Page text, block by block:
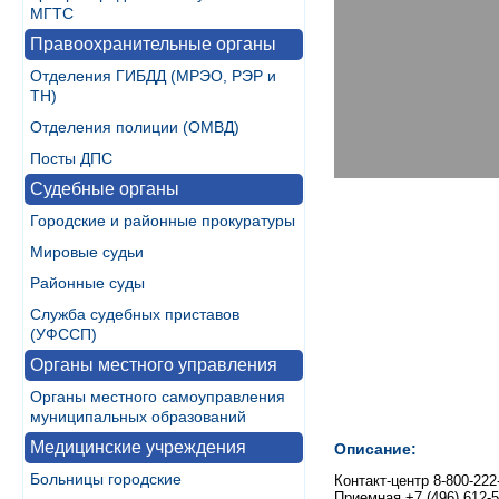
МГТС
Правоохранительные органы
Отделения ГИБДД (МРЭО, РЭР и
ТН)
Отделения полиции (ОМВД)
Посты ДПС
Судебные органы
Городские и районные прокуратуры
Мировые судьи
Районные суды
Служба судебных приставов
(УФССП)
Органы местного управления
Органы местного самоуправления
муниципальных образований
Медицинские учреждения
Больницы городские
Описание:
Контакт-центр 8-800-